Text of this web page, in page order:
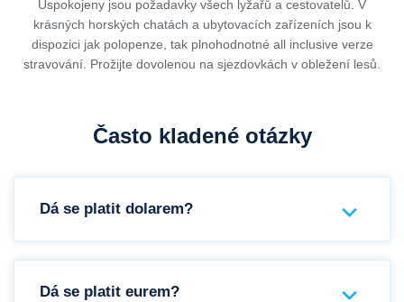
Uspokojeny jsou požadavky všech lyžařů a cestovatelů. V
krásných horských chatách a ubytovacích zařízeních jsou k
dispozici jak polopenze, tak plnohodnotné all inclusive verze
stravování. Prožijte dovolenou na sjezdovkách v obležení lesů.
Často kladené otázky
Dá se platit dolarem?
Dá se platit eurem?